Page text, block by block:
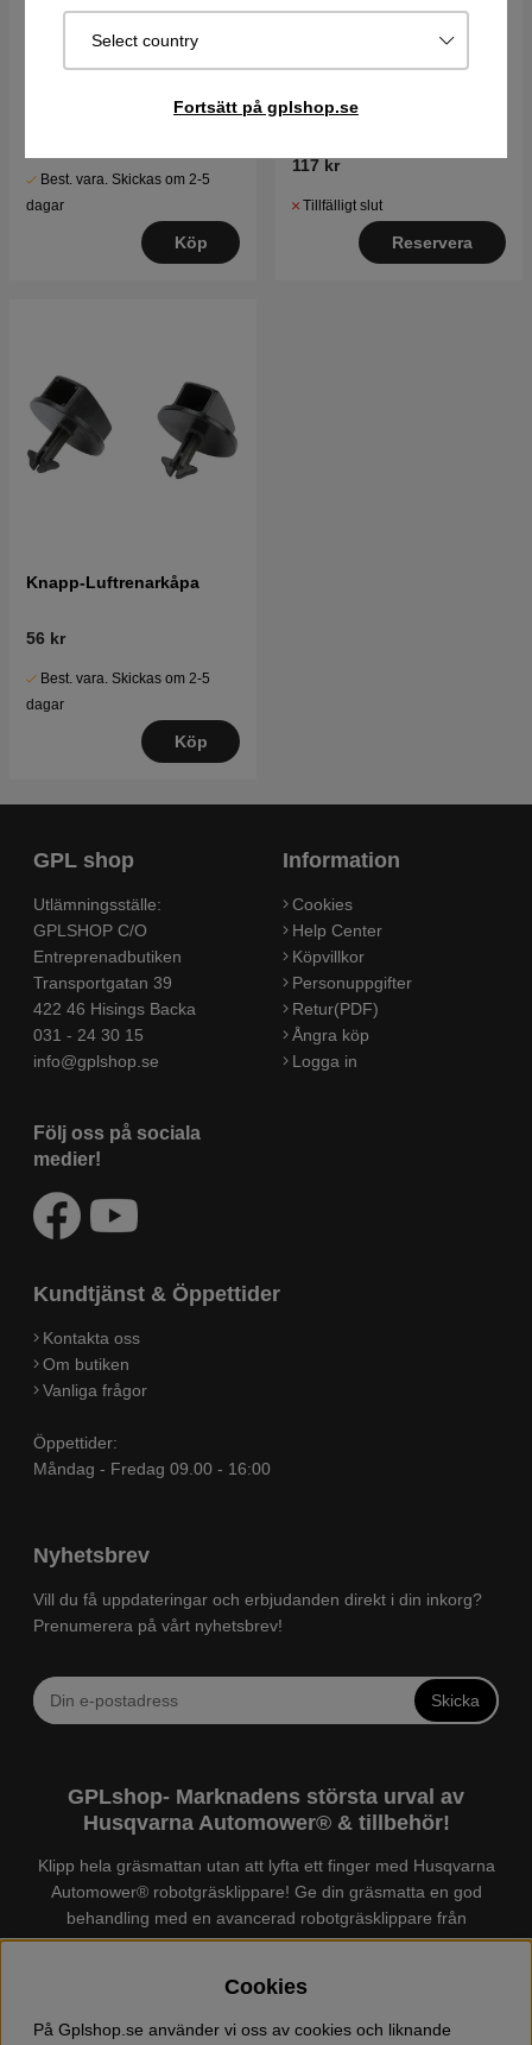
Select country
Fortsätt på gplshop.se
Best. vara. Skickas om 2-5
dagar
Köp
117 kr
Tillfälligt slut
Reservera
Knapp-Luftrenarkåpa
56 kr
Best. vara. Skickas om 2-5
dagar
Köp
GPL shop
Utlämningsställe:
GPLSHOP C/O
Entreprenadbutiken
Transportgatan 39
422 46 Hisings Backa
031 - 24 30 15
info@gplshop.se
Följ oss på sociala
medier!
Information
Cookies
Help Center
Köpvillkor
Personuppgifter
Retur(PDF)
Ångra köp
Logga in
Kundtjänst & Öppettider
Kontakta oss
Om butiken
Vanliga frågor
Öppettider:
Måndag - Fredag 09.00 - 16:00
Nyhetsbrev
Vill du få uppdateringar och erbjudanden direkt i din inkorg?
Prenumerera på vårt nyhetsbrev!
Skicka
GPLshop- Marknadens största urval av
Husqvarna Automower® & tillbehör!
Klipp hela gräsmattan utan att lyfta ett finger med Husqvarna
Automower® robotgräsklippare! Ge din gräsmatta en god
behandling med en avancerad robotgräsklippare från
Husqvarna. Det finns enHusqvarna Automower®för just din
marknadens största urval av tillbehör och reservdelar till
Husqvarna Automower® och GARDENA. Vi säljer även
Cookies
På Gplshop.se använder vi oss av cookies och liknande